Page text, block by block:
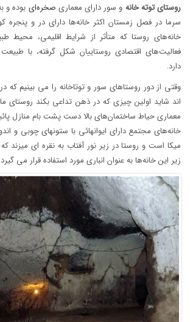
روستای توته خانه و سور دارای معماری صخره‌ای بوده و
سرما در فصل زمستان اکثر خانه‌‌ها دارای در و
خانه‌‌های روستا که متأثر از شرایط اقلیمی، محیط
فعالیت‌‌های اقتصادی روستاییان شکل گرفته، با
دارد.
وقتی از دور روستاهای سور و توتاخانه را می بینیم
اند شاید اولین چیزی که در ذهن تداعی بکند روستای
معماری حیاط ساختمان‌های بالا دست پشت بام منازل
خانه‌های مجتمع دارای ایوانهائی با ستونهای چوبی و
میکا است و روستا در زیر نور آفتاب به نقره ای میزند
زیر این خانه‌ها به عنوان انباری مورد استفاده قرار می